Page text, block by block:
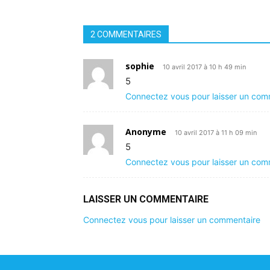
2 COMMENTAIRES
sophie 10 avril 2017 à 10 h 49 min
5
Connectez vous pour laisser un
Anonyme 10 avril 2017 à 11 h 09 min
5
Connectez vous pour laisser un
LAISSER UN COMMENTAIRE
Connectez vous pour laisser un commentaire